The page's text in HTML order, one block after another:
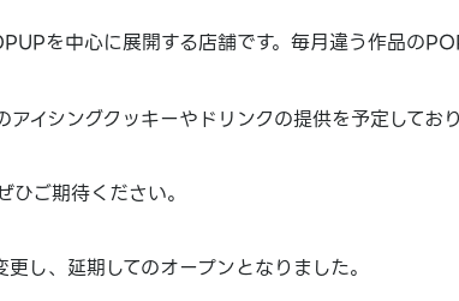
を中心に展開する店舗です。毎月違う作品の
シングクッキーやドリンクの提供を予定しており
ご期待ください。
し、延期してのオープンとなりました。